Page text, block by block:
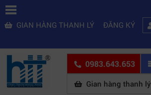
GIAN HÀNG THANH LÝ ĐĂNG KÝ
0983.643.653
Gian hàng thanh lý